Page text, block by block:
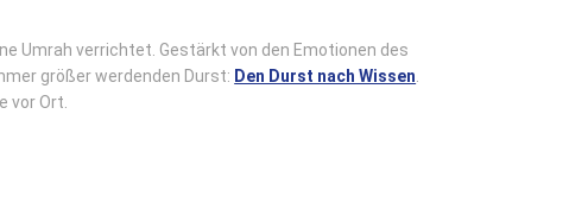
Umrah verrichtet. Gestärkt von den Emotionen des
größer werdenden Durst: Den Durst nach Wissen
vor Ort.